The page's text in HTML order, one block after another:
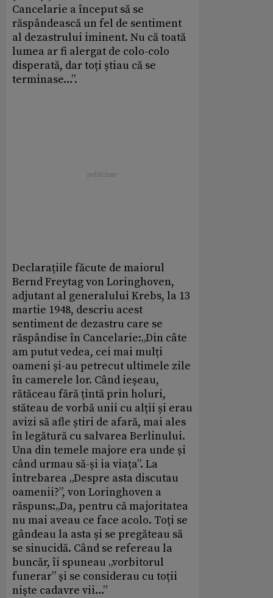
Cancelarie a început să se
răspândească un fel de sentiment
al dezastrului iminent. Nu că toată
lumea ar fi alergat de colo-colo
disperată, dar toți știau că se
terminase...”.
Declarațiile făcute de maiorul
Bernd Freytag von Loringhoven,
adjutant al generalului Krebs, la 13
martie 1948, descriu acest
sentiment de dezastru care se
răspândise în Cancelarie:„Din câte
am putut vedea, cei mai mulți
oameni și-au petrecut ultimele zile
în camerele lor. Când ieșeau,
rătăceau fără țintă prin holuri,
stăteau de vorbă unii cu alții și erau
avizi să afle știri de afară, mai ales
în legătură cu salvarea Berlinului.
Una din temele majore era unde și
când urmau să-și ia viața”. La
întrebarea „Despre asta discutau
oamenii?”, von Loringhoven a
răspuns:„Da, pentru că majoritatea
nu mai aveau ce face acolo. Toți se
gândeau la asta și se pregăteau să
se sinucidă. Când se refereau la
buncăr, îi spuneau „vorbitorul
funerar” și se considerau cu toții
niște cadavre vii...”